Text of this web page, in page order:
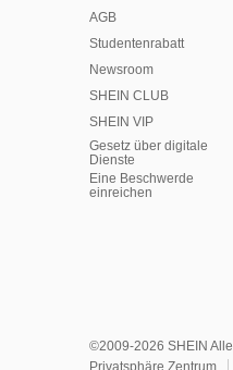
AGB
Studentenrabatt
Newsroom
SHEIN CLUB
SHEIN VIP
Gesetz über digitale
Dienste
Eine Beschwerde
einreichen
©2009-2026 SHEIN
Privatsphäre Zentrum